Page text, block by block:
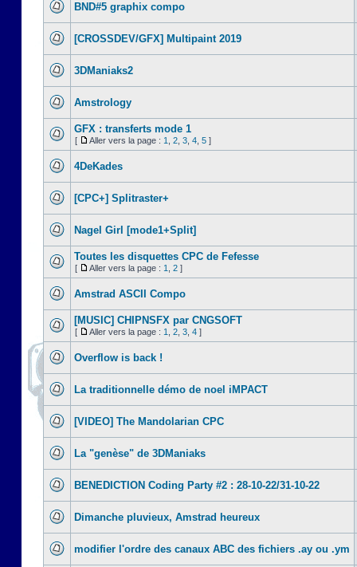
BND#5 graphix compo
[CROSSDEV/GFX] Multipaint 2019
3DManiaks2
Amstrology
GFX : transferts mode 1
[ Aller vers la page : 1 2 3 4 5 ]
4DeKades
[CPC+] Splitraster+
Nagel Girl [mode1+Split]
Toutes les disquettes CPC de Fefesse
[ Aller vers la page : 1 2 ]
Amstrad ASCII Compo
[MUSIC] CHIPNSFX par CNGSOFT
[ Aller vers la page : 1 2 3 4 ]
Overflow is back !
La traditionnelle démo de noel iMPACT
[VIDEO] The Mandolarian CPC
La "genèse" de 3DManiaks
BENEDICTION Coding Party #2 : 28-10-22/31-10-22
Dimanche pluvieux, Amstrad heureux
modifier l'ordre des canaux ABC des fichiers .ay ou .ym